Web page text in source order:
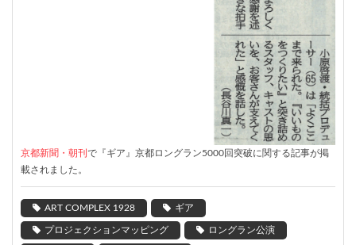
京都新聞・朝刊 で『ギア』京都ロングラン5000回突破に関する記事が掲
載されました。
ART COMPLEX 1928 ギア
プロジェクションマッピング ロングラン公演